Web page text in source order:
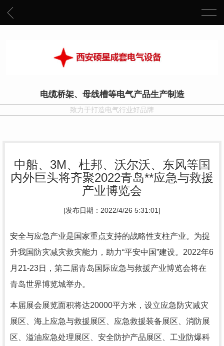
电缆桥架、母线槽等电气产品生产制造
致力于打造电气行业好品牌
中船、3M、杜邦、沃尔沃、东风等国
内外巨头将齐聚2022青岛**应急与救援
产业博览会
[发布日期：2022/4/26 5:31:01]
安全与应急产业是国家重点支持的战略性支柱产业。为提
升我国防灾减灾救灾能力，助力“平安中国”建设。2022年6
月21-23日，第二届青岛国际应急与救援产业博览会将在
青岛世界博览城举办。
本届展会展览面积将达20000平方米，设立应急防灾减灾
展区、海上应急与救援展区、应急救援装备展区、消防展
区、溢油应急处理展区、安全防护产品展区、工业防爆科